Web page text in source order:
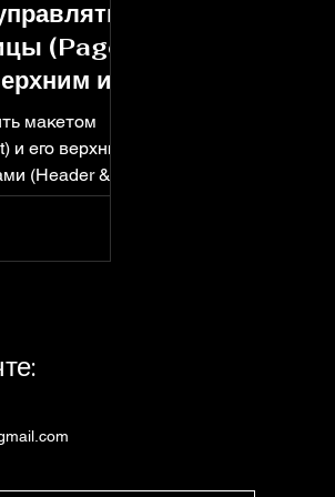
(Page
и
макетом
и его верхним
(Header &
со